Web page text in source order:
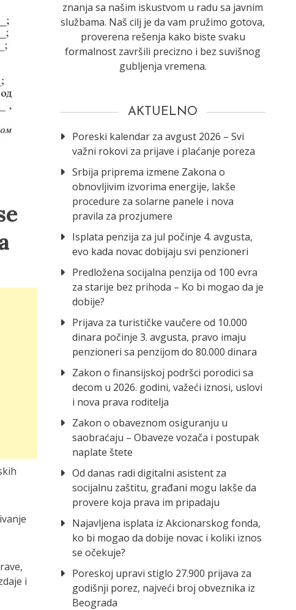
i
znanja sa našim iskustvom u radu sa javnim
službama. Naš cilj je da vam pružimo gotova,
proverena rešenja kako biste svaku
formalnost završili precizno i bez suvišnog
gubljenja vremena.
AKTUELNO
Poreski kalendar za avgust 2026 – Svi
važni rokovi za prijave i plaćanje poreza
Srbija priprema izmene Zakona o
obnovljivim izvorima energije, lakše
procedure za solarne panele i nova
pravila za prozjumere
Isplata penzija za jul počinje 4. avgusta,
evo kada novac dobijaju svi penzioneri
Predložena socijalna penzija od 100 evra
za starije bez prihoda – Ko bi mogao da je
dobije?
Prijava za turističke vaučere od 10.000
dinara počinje 3. avgusta, pravo imaju
penzioneri sa penzijom do 80.000 dinara
Zakon o finansijskoj podršci porodici sa
decom u 2026. godini, važeći iznosi, uslovi
i nova prava roditelja
Zakon o obaveznom osiguranju u
saobraćaju – Obaveze vozača i postupak
naplate štete
Od danas radi digitalni asistent za
socijalnu zaštitu, građani mogu lakše da
provere koja prava im pripadaju
Najavljena isplata iz Akcionarskog fonda,
ko bi mogao da dobije novac i koliki iznos
se očekuje?
Poreskoj upravi stiglo 27.900 prijava za
godišnji porez, najveći broj obveznika iz
Beograda